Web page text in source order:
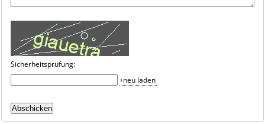
Sicherheitsprüfung:
neu laden